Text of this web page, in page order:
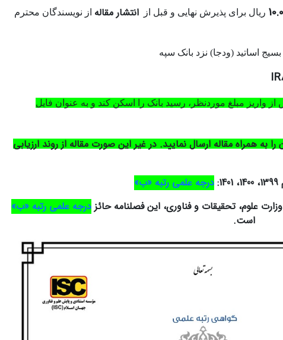
ریال برای پذیرش نهایی و قبل از انتشار مقاله از نویسندگان محترم
اساتید (ودجا) نزد بانک سپه
واریز مبلغ موردنظر، رسید بانک را اسکن کند و به عنوان فایل
را به همراه مقاله ارسال نمایید. در غیر این صورت مقاله از روند ارزیابی
درجه علمی رتبه «ب»
علوم، تحقیقات و فناوری، این فصلنامه حائز درجه علمی رتبه «ب»
است.